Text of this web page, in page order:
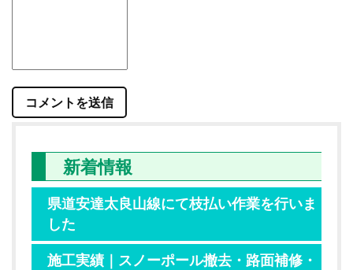
新着情報
県道安達太良山線にて枝払い作業を行いま
した
施工実績｜スノーポール撤去・路面補修・